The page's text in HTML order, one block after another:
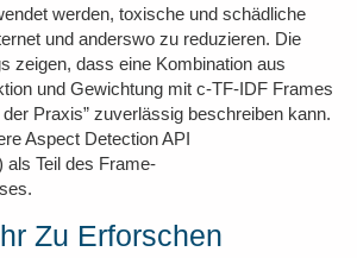
werden, toxische und schädliche
und anderswo zu reduzieren. Die
zeigen, dass eine Kombination aus
und Gewichtung mit c-TF-IDF Frames
der Praxis” zuverlässig beschreiben kann.
Aspect Detection API
Teil des Frame-
Zu Erforschen